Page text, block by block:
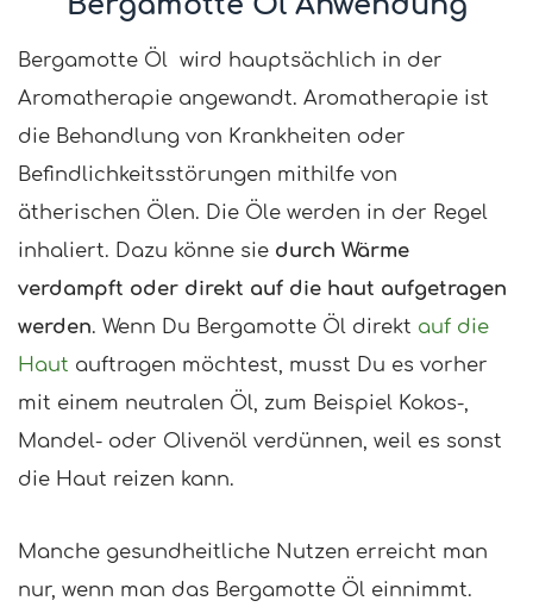
Bergamotte Öl wird hauptsächlich in der
Aromatherapie angewandt. Aromatherapie ist
die Behandlung von Krankheiten oder
Befindlichkeitsstörungen mithilfe von
ätherischen Ölen. Die Öle werden in der Regel
inhaliert. Dazu könne sie durch Wärme
verdampft oder direkt auf die haut aufgetragen
werden. Wenn Du Bergamotte Öl direkt auf die
Haut auftragen möchtest, musst Du es vorher
mit einem neutralen Öl, zum Beispiel Kokos-,
Mandel- oder Olivenöl verdünnen, weil es sonst
die Haut reizen kann.
Manche gesundheitliche Nutzen erreicht man
nur, wenn man das Bergamotte Öl einnimmt.